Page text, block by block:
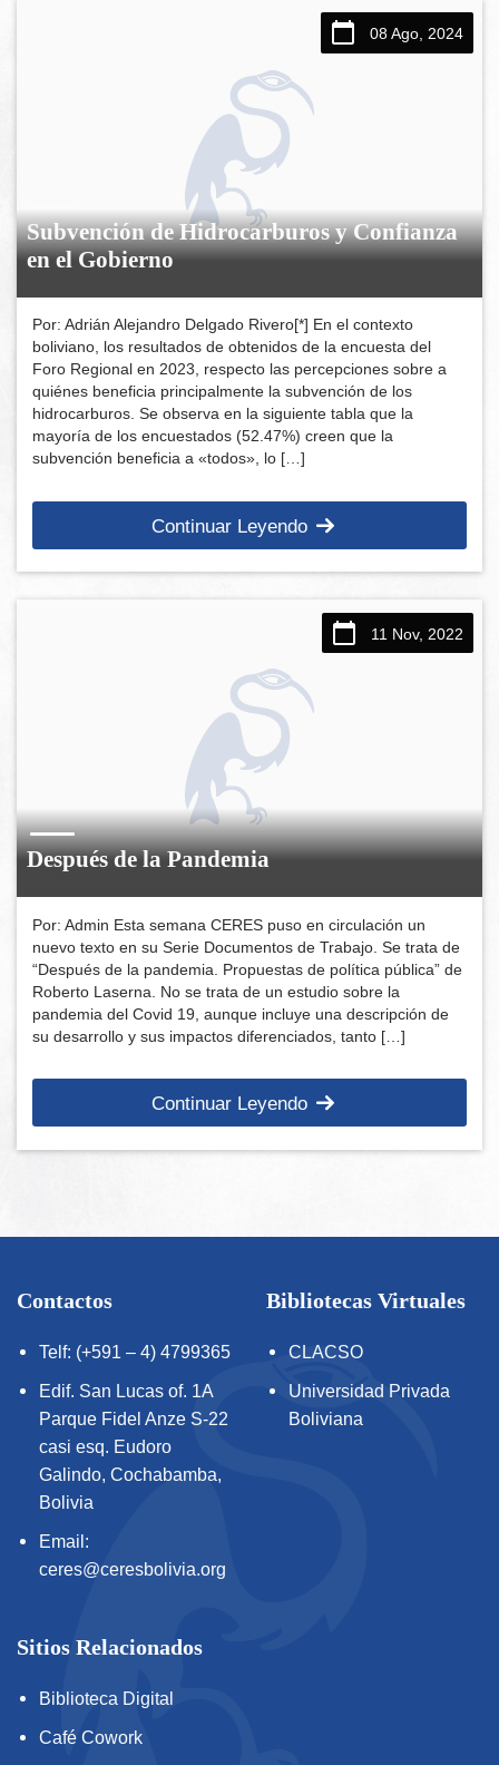
08 Ago, 2024
Subvención de Hidrocarburos y Confianza
en el Gobierno
Por: Adrián Alejandro Delgado Rivero[*] En el contexto
boliviano, los resultados de obtenidos de la encuesta del
Foro Regional en 2023, respecto las percepciones sobre a
quiénes beneficia principalmente la subvención de los
hidrocarburos. Se observa en la siguiente tabla que la
mayoría de los encuestados (52.47%) creen que la
subvención beneficia a «todos», lo […]
Continuar Leyendo
11 Nov, 2022
Después de la Pandemia
Por: Admin Esta semana CERES puso en circulación un
nuevo texto en su Serie Documentos de Trabajo. Se trata de
“Después de la pandemia. Propuestas de política pública” de
Roberto Laserna. No se trata de un estudio sobre la
pandemia del Covid 19, aunque incluye una descripción de
su desarrollo y sus impactos diferenciados, tanto […]
Continuar Leyendo
Contactos
Telf: (+591 – 4) 4799365
Edif. San Lucas of. 1A
Parque Fidel Anze S-22
casi esq. Eudoro
Galindo, Cochabamba,
Bolivia
Email:
ceres@ceresbolivia.org
Bibliotecas Virtuales
CLACSO
Universidad Privada
Boliviana
Sitios Relacionados
Biblioteca Digital
Café Cowork